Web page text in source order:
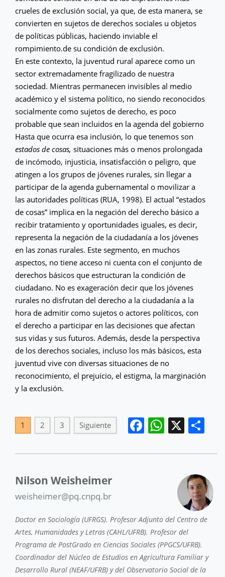
crueles de exclusión social, ya que, de esta manera, se
convierten en sujetos de derechos sociales u objetos
de políticas públicas, haciendo inviable el
rompimiento.de su condición de exclusión.
En este contexto, la juventud rural aparece como un
sector extremadamente fragilizado de nuestra
sociedad. Mientras permanecen invisibles al medio
académico y el sistema político, no siendo reconocidos
socialmente como sujetos de derecho, es poco
probable que sean incluidos en la agenda del gobierno
Hasta que ocurra esa inclusión, lo que tenemos son
estados de cosas, situaciones más o menos prolongada
de incómodo, injusticia, insatisfacción o peligro, que
atingen a los grupos de jóvenes rurales, sin llegar a
participar de la agenda gubernamental o movilizar a
las autoridades políticas (RUA, 1998). El actual “estados
de cosas” implica en la negación del derecho básico a
recibir tratamiento y oportunidades iguales, es decir,
representa la negación de la ciudadanía a los jóvenes
en las zonas rurales. Este segmento, en muchos
aspectos, no tiene acceso ni cuenta con el conjunto de
derechos básicos que estructuran la condición de
ciudadano. No es exageración decir que los jóvenes
rurales no disfrutan del derecho a la ciudadanía a la
hora de admitir como sujetos o actores políticos, con
el derecho a participar en las decisiones que afectan
sus vidas y sus futuros. Además, desde la perspectiva
de los derechos sociales, incluso los más básicos, esta
juventud vive con diversas situaciones de no
reconocimiento, el prejuicio, el estigma, la marginación
y la exclusión.
Facebook
X
1 2 3 Siguiente
Nilson Weisheimer
weisheimer@pq.cnpq.br
Doctor en Sociología (UFRGS). Profesor Adjunto del Centro de
Artes, Humanidades y Letras (CAHL/UFRB). Profesor del
Programa de PostGrado en Ciencias Sociales (PPGCS/UFRB).
Coordinador del Núcleo de Estudios en Agricultura Familiar y
Desarrollo Rural (NEAF/UFRB) y del Observatorio Social de la